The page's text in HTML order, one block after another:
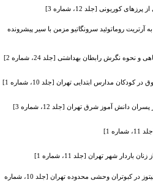
کوریونی [جلد 12، شماره 3]
روماتوئید سرونگاتیو مزمن با سیر پیشرونده
نگرش رابطان بهداشتی [جلد 24، شماره 2]
مدارس ابتدایی تهران [جلد 10، شماره 1]
آموز شرق تهران [جلد 12، شماره 3]
شهر تهران [جلد 11، شماره 1]
بررسی سرو اپیدمیولوژیک اورنیتوز در کبوتران وحشی محدوده تهران [جلد 10، شماره